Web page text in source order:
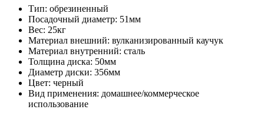
Тип: обрезиненный
Посадочный диаметр: 51мм
Вес: 25кг
Материал внешний: вулканизированный каучук
Материал внутренний: сталь
Толщина диска: 50мм
Диаметр диски: 356мм
Цвет: черный
Вид применения: домашнее/коммерческое
использование